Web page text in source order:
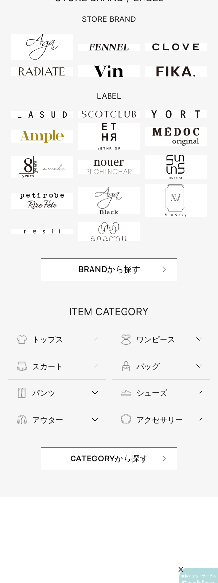
STORE BRAND
LABEL
BRANDから探す
ITEM CATEGORY
トップス
スカート
パンツ
アウター
ワンピース
バッグ
シューズ
アクセサリー
CATEGORYから探す